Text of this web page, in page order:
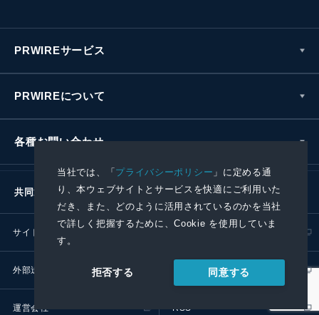
当社では、「プライバシーポリシー 」に定める通
り、本ウェブサイトとサービスを快適にご利用いた
だき、また、どのように活用されているのかを当社
で詳しく把握するために、Cookie を使用していま
す。
拒否する 同意する
PRWIREサービス
PRWIREについて
各種お問い合わせ
共同通信社グループ
サイトポリシー
外部送信ポリシー プレスリリース取扱基準
運営会社 RSS